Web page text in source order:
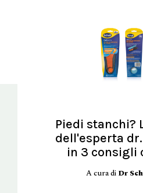
Piedi stanchi?
dell'esperta
in 3 consigli
A cura di Dr